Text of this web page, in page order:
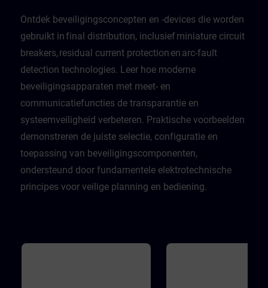
Ontdek beveiligingsconcepten en -devices die worden
gebruikt in final distribution, inclusief miniature circuit
breakers, residual current protection en arc-fault
detection technologies. Leer hoe moderne
beveiligingsapparaten met meet- en
communicatiefuncties de transparantie en
systeemveiligheid verbeteren. Praktische voorbeelden
demonstreren de juiste selectie, configuratie en
toepassing van beveiligingscomponenten,
ondersteund door fundamentele elektrotechnische
principes voor veilige planning en bediening.